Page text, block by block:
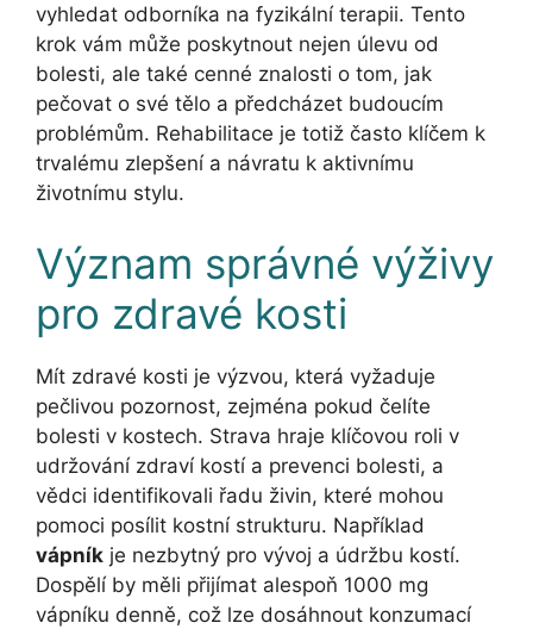
vyhledat odborníka na fyzikální terapii. Tento
krok vám může poskytnout nejen úlevu od
bolesti, ale také cenné znalosti o tom, jak
pečovat o své tělo a předcházet budoucím
problémům. Rehabilitace je totiž často klíčem k
trvalému zlepšení a návratu k aktivnímu
životnímu stylu.
Význam správné výživy
pro zdravé kosti
Mít zdravé kosti je výzvou, která vyžaduje
pečlivou pozornost, zejména pokud čelíte
bolesti v kostech. Strava hraje klíčovou roli v
udržování zdraví kostí a prevenci bolesti, a
vědci identifikovali řadu živin, které mohou
pomoci posílit kostní strukturu. Například
vápník je nezbytný pro vývoj a údržbu kostí.
Dospělí by měli přijímat alespoň 1000 mg
vápníku denně, což lze dosáhnout konzumací